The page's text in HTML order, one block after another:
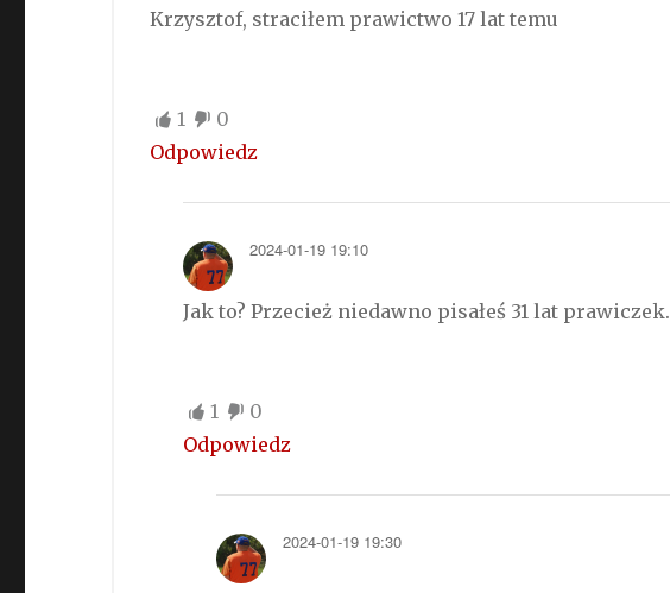
Krzysztof, straciłem prawictwo 17 lat temu
1
0
Odpowiedz
2024-01-19 19:10
Jak to? Przecież niedawno pisałeś 31 lat prawiczek.
1
0
Odpowiedz
2024-01-19 19:30